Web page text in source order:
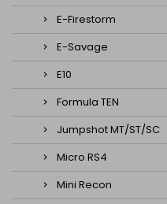
E-Firestorm
E-Savage
E10
Formula TEN
Jumpshot MT/ST/SC
Micro RS4
Mini Recon